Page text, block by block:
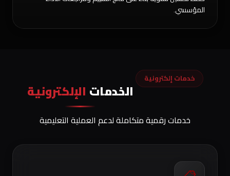
المؤسسي.
خدمات إلكترونية
الخدمات الإلكترونية
خدمات رقمية متكاملة لدعم العملية التعليمية